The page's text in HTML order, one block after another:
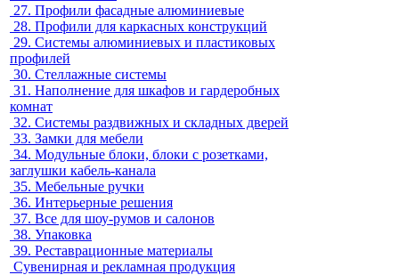
27. Профили фасадные алюминиевые
28. Профили для каркасных конструкций
29. Системы алюминиевых и пластиковых
профилей
30. Стеллажные системы
31. Наполнение для шкафов и гардеробных
комнат
32. Системы раздвижных и складных дверей
33. Замки для мебели
34. Модульные блоки, блоки с розетками,
заглушки кабель-канала
35. Мебельные ручки
36. Интерьерные решения
37. Все для шоу-румов и салонов
38. Упаковка
39. Реставрационные материалы
Сувенирная и рекламная продукция